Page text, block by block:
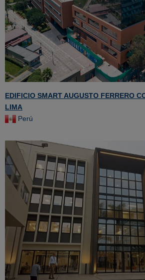
EDIFICIO SMART AUGUSTO FERRERO
LIMA
Perú